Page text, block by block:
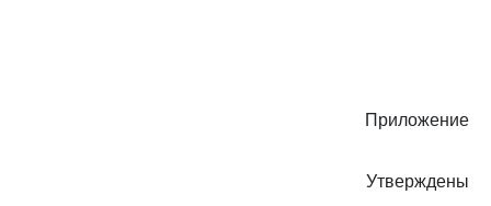
Приложение
Утверждены